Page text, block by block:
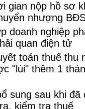
gian nộp hồ sơ
nhượng
doanh nghiệp
quan điện tử
toán thuế thu
"lùi" thêm 1
sung sau khi đã
kiểm tra thuế